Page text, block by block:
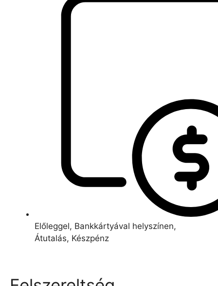
Előleggel, Bankkártyával helyszínen,
Átutalás, Készpénz